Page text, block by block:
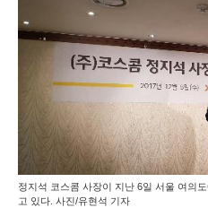
정지석 코스콤 사장이 지난 6일 서울 여의
고 있다. 사진/유현석 기자